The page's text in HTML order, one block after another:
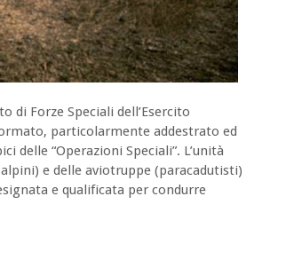
di Forze Speciali dell’Esercito
particolarmente addestrato ed
“Operazioni Speciali”. L’unità
e delle aviotruppe (paracadutisti)
e qualificata per condurre